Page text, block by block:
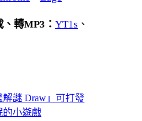
、轉MP3： YT1s 、
解謎 Draw」可打發
的小遊戲